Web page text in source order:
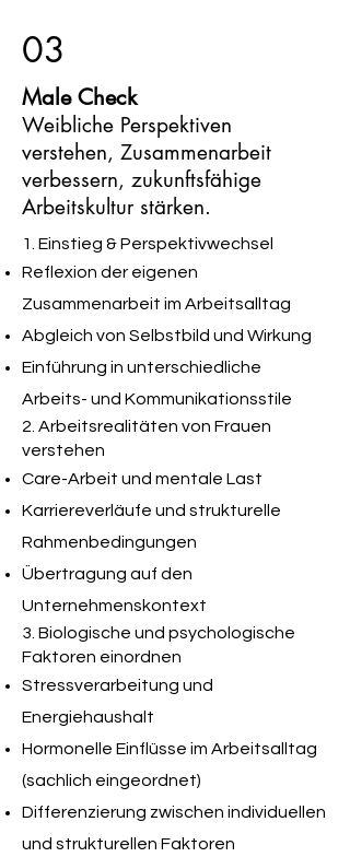
03
Male Check
Weibliche Perspektiven
verstehen, Zusammenarbeit
verbessern, zukunftsfähige
Arbeitskultur stärken.
1. Einstieg & Perspektivwechsel
Reflexion der eigenen
Zusammenarbeit im Arbeitsalltag
Abgleich von Selbstbild und Wirkung
Einführung in unterschiedliche
Arbeits- und Kommunikationsstile
2. Arbeitsrealitäten von Frauen
verstehen
Care-Arbeit und mentale Last
Karriereverläufe und strukturelle
Rahmenbedingungen
Übertragung auf den
Unternehmenskontext
3. Biologische und psychologische
Faktoren einordnen
Stressverarbeitung und
Energiehaushalt
Hormonelle Einflüsse im Arbeitsalltag
(sachlich eingeordnet)
Differenzierung zwischen individuellen
und strukturellen Faktoren